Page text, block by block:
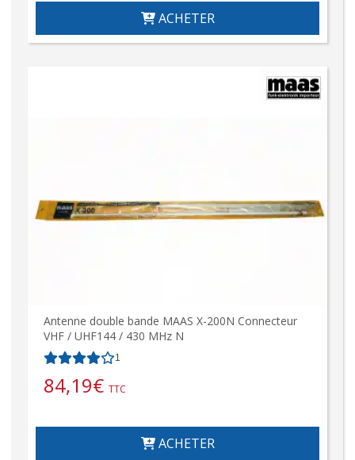
ACHETER
Antenne double bande MAAS X-200N Connecteur
VHF / UHF144 / 430 MHz N
1
84,19€ TTC
ACHETER